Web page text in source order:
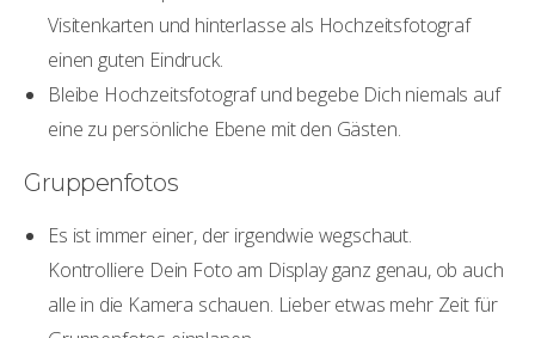
Visitenkarten und hinterlasse als Hochzeitsfotograf
einen guten Eindruck.
Bleibe Hochzeitsfotograf und begebe Dich niemals auf
eine zu persönliche Ebene mit den Gästen.
Gruppenfotos
Es ist immer einer, der irgendwie wegschaut.
Kontrolliere Dein Foto am Display ganz genau, ob auch
alle in die Kamera schauen. Lieber etwas mehr Zeit für